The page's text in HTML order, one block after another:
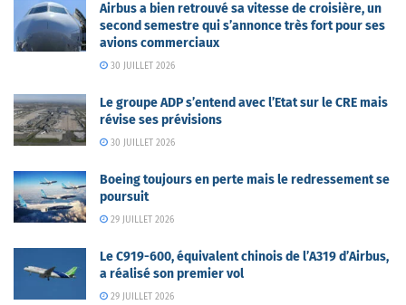
Airbus a bien retrouvé sa vitesse de croisière, un
second semestre qui s’annonce très fort pour ses
avions commerciaux
30 JUILLET 2026
Le groupe ADP s’entend avec l’Etat sur le CRE mais
révise ses prévisions
30 JUILLET 2026
Boeing toujours en perte mais le redressement se
poursuit
29 JUILLET 2026
Le C919-600, équivalent chinois de l’A319 d’Airbus,
a réalisé son premier vol
29 JUILLET 2026